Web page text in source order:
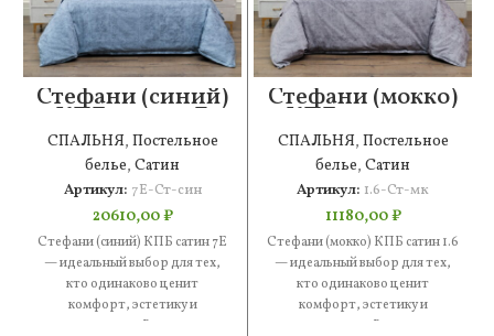
Стефани (синий)
КПБ сатин 7Е
СПАЛЬНЯ, Постельное
белье, Сатин
Артикул: 7Е-Ст-син
20610,00₽
Стефани (синий) КПБ сатин 7Е
— идеальный выбор для тех,
кто одинаково ценит
комфорт, эстетику и
практичность. В составе —
Стефани (мокко)
КПБ сатин 1.6
СПАЛЬНЯ, Постельное
белье, Сатин
Артикул: 1.6-Ст-мк
11180,00₽
Стефани (мокко) КПБ сатин 1.6
— идеальный выбор для тех,
кто одинаково ценит
комфорт, эстетику и
практичность. В составе —